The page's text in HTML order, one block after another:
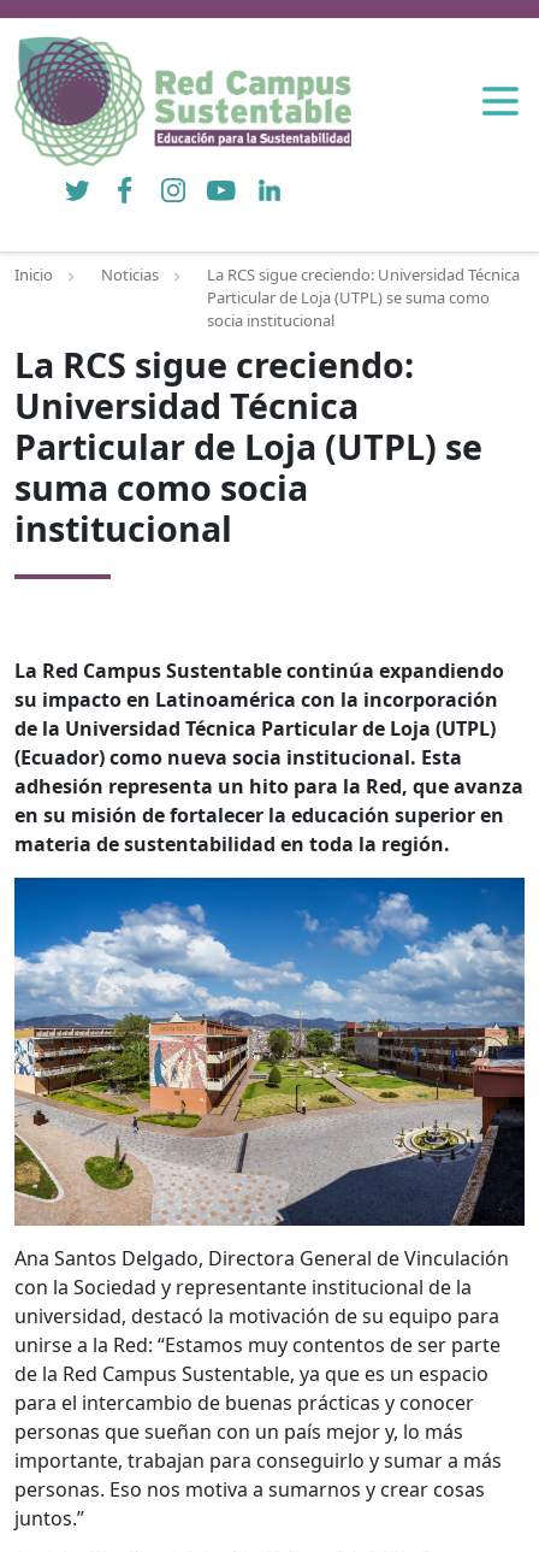
Twitter FacebookInstagramYouTubeLinkedIn
Inicio Noticias
La RCS sigue creciendo: Universidad Técnica
Particular de Loja (UTPL) se suma como
socia institucional
La RCS sigue creciendo:
Universidad Técnica
Particular de Loja (UTPL) se
suma como socia
institucional
La Red Campus Sustentable continúa expandiendo
su impacto en Latinoamérica con la incorporación
de la Universidad Técnica Particular de Loja (UTPL)
(Ecuador) como nueva socia institucional. Esta
adhesión representa un hito para la Red, que avanza
en su misión de fortalecer la educación superior en
materia de sustentabilidad en toda la región.
Ana Santos Delgado, Directora General de Vinculación
con la Sociedad y representante institucional de la
universidad, destacó la motivación de su equipo para
unirse a la Red: “Estamos muy contentos de ser parte
de la Red Campus Sustentable, ya que es un espacio
para el intercambio de buenas prácticas y conocer
personas que sueñan con un país mejor y, lo más
importante, trabajan para conseguirlo y sumar a más
personas. Eso nos motiva a sumarnos y crear cosas
juntos.”